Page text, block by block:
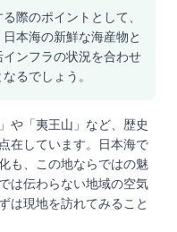
際のポイントとして、
本海の新鮮な海産物と
ンフラの状況を合わせ
るでしょう。
や「夷王山」など、歴史
在しています。日本海で
も、この地ならではの魅
は伝わらない地域の空気
は現地を訪れてみること